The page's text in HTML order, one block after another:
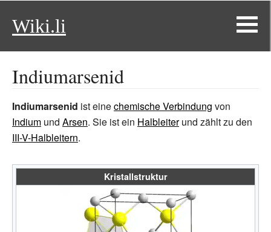
Wiki.li
Indiumarsenid
Indiumarsenid ist einechemische Verbindung von
Indium und Arsen. Sie ist ein Halbleiterund zählt zu den
III-V-Halbleitern.
Kristallstruktur